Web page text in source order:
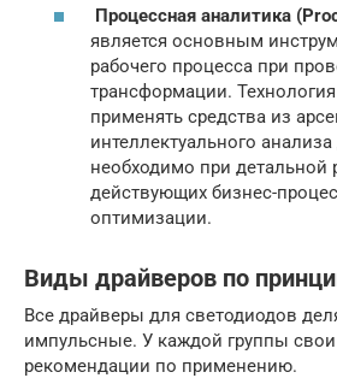
Процессная аналитика
является основным
рабочего процесса при
трансформации.
применять средства из
интеллектуального
необходимо при детальной
действующих бизнес-
оптимизации.
Виды драйверов по
Все драйверы для светодиодов
импульсные. У каждой группы
рекомендации по применению.